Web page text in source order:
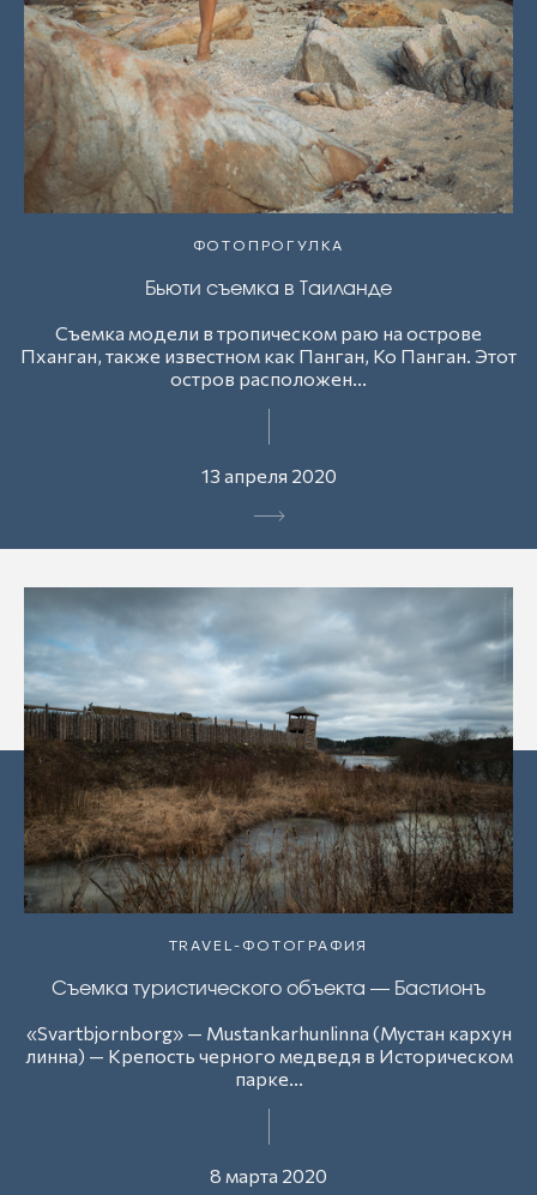
ФОТОПРОГУЛКА
Бьюти съемка в Таиланде
Съемка модели в тропическом раю на острове
Пханган, также известном как Панган, Ко Панган. Этот
остров расположен...
13 апреля 2020
TRAVEL-ФОТОГРАФИЯ
Съемка туристического объекта — Бастионъ
«Svartbjornborg» — Mustankarhunlinna (Мустан кархун
линна) — Крепость черного медведя в Историческом
парке...
8 марта 2020